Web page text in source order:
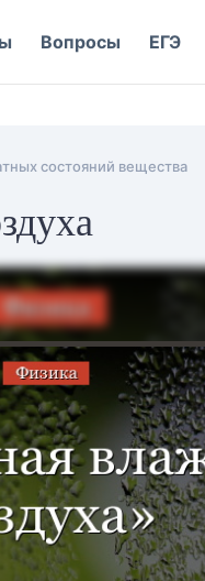
состояний вещества
Вопросы ЕГЭ